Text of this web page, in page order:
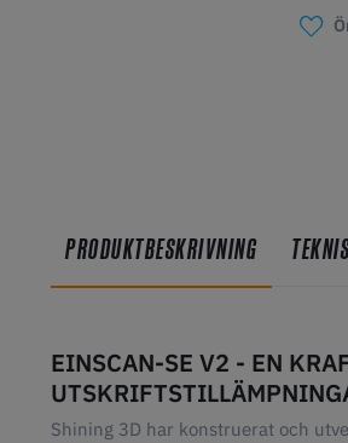
PRODUKTBESKRIVNING
EINSCAN-SE V2 - EN
Shining 3D har konstruerat och